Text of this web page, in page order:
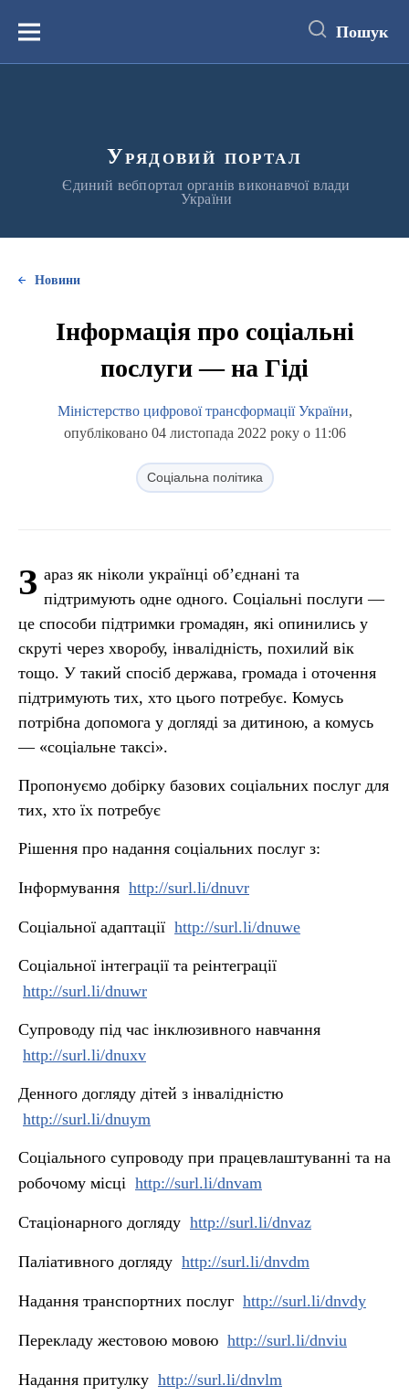
вмістуМеню Пошук
Урядовий портал
Єдиний вебпортал органів виконавчої влади
України
Новини
Інформація про соціальні
послуги — на Гіді
Міністерство цифрової трансформації України,
опубліковано 04 листопада 2022 року о 11:06
Соціальна політика
З араз як ніколи українці об’єднані та
підтримують одне одного. Соціальні послуги —
це способи підтримки громадян, які опинились у
скруті через хворобу, інвалідність, похилий вік
тощо. У такий спосіб держава, громада і оточення
підтримують тих, хто цього потребує. Комусь
потрібна допомога у догляді за дитиною, а комусь
— «соціальне таксі».
Пропонуємо добірку базових соціальних послуг для
тих, хто їх потребує
Рішення про надання соціальних послуг з:
Інформування http://surl.li/dnuvr
Соціальної адаптації http://surl.li/dnuwe
Соціальної інтеграції та реінтеграції
http://surl.li/dnuwr
Супроводу під час інклюзивного навчання
http://surl.li/dnuxv
Денного догляду дітей з інвалідністю
http://surl.li/dnuym
Соціального супроводу при працевлаштуванні та на
робочому місці http://surl.li/dnvam
Стаціонарного догляду http://surl.li/dnvaz
Паліативного догляду http://surl.li/dnvdm
Надання транспортних послуг http://surl.li/dnvdy
Перекладу жестовою мовою http://surl.li/dnviu
Надання притулку http://surl.li/dnvlm